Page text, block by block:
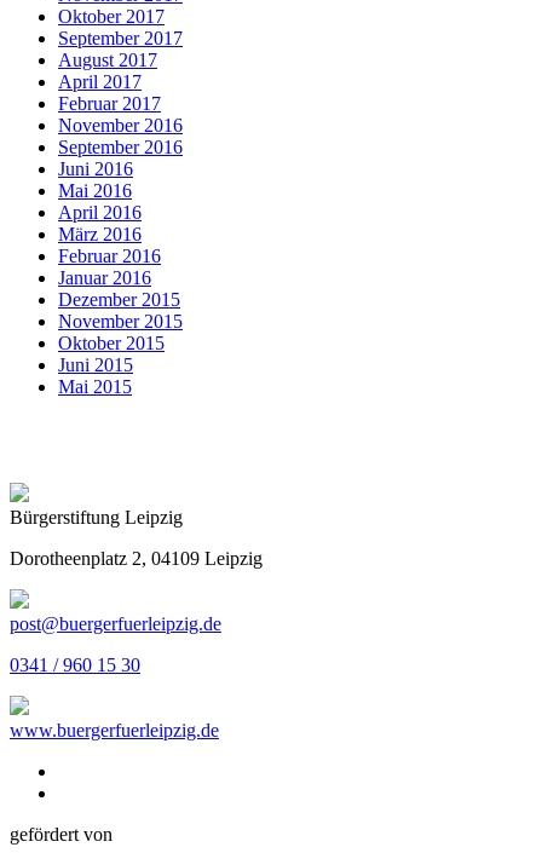
Oktober 2017
September 2017
August 2017
April 2017
Februar 2017
November 2016
September 2016
Juni 2016
Mai 2016
April 2016
März 2016
Februar 2016
Januar 2016
Dezember 2015
November 2015
Oktober 2015
Juni 2015
Mai 2015
Bürgerstiftung Leipzig
Dorotheenplatz 2, 04109 Leipzig
post@buergerfuerleipzig.de
0341 / 960 15 30
www.buergerfuerleipzig.de
gefördert von